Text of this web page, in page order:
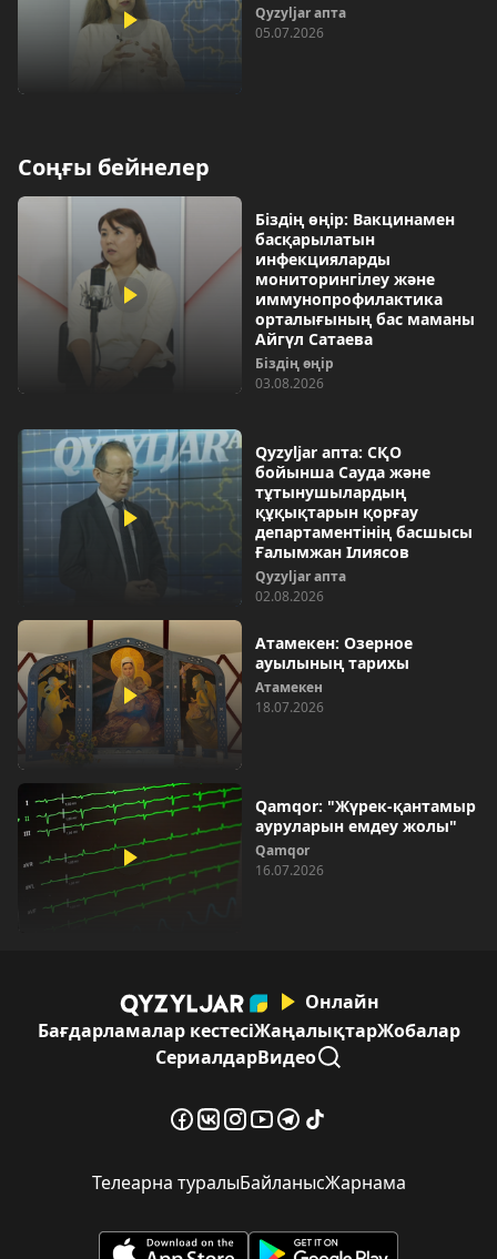
Qyzyljar апта
05.07.2026
Соңғы бейнелер
Біздің өңір: Вакцинамен
басқарылатын
инфекцияларды
мониторингілеу және
иммунопрофилактика
орталығының бас маманы
Айгүл Сатаева
Біздің өңір
03.08.2026
Qyzyljar апта: СҚО
бойынша Сауда және
тұтынушылардың
құқықтарын қорғау
департаментінің басшысы
Ғалымжан Ілиясов
Qyzyljar апта
02.08.2026
Атамекен: Озерное
ауылының тарихы
Атамекен
18.07.2026
Qamqor: "Жүрек-қантамыр
ауруларын емдеу жолы"
Qamqor
16.07.2026
Онлайн
Бағдарламалар кестесіЖаңалықтарЖобалар
СериалдарВидео
Телеарна туралыБайланысЖарнама